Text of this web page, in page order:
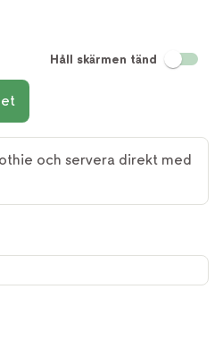
Håll skärmen tänd
och servera direkt med